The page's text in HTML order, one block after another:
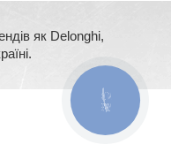
як Delonghi,
КНОПКА
ЗВ'ЯЗКУ